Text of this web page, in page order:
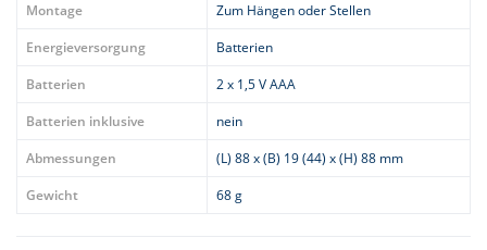
Montage
Zum Hängen oder Stellen
Energieversorgung
Batterien
Batterien
2 x 1,5 V AAA
Batterien inklusive
nein
Abmessungen
(L) 88 x (B) 19 (44) x (H) 88 mm
Gewicht
68 g